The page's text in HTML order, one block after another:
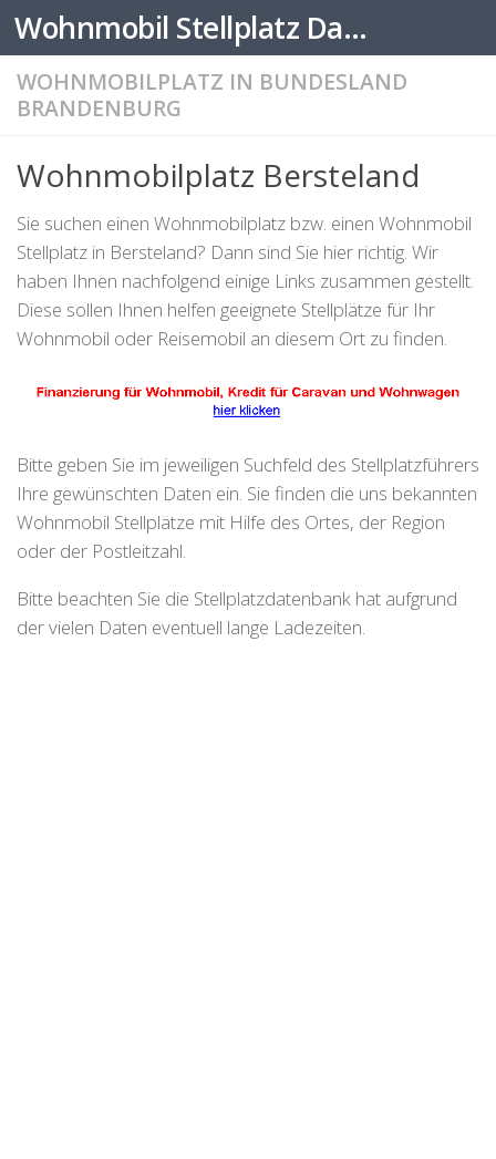
Zum Inhalt springen Wohnmobil Stellplatz Datenbank
WOHNMOBILPLATZ IN BUNDESLAND
BRANDENBURG
Wohnmobilplatz Bersteland
Sie suchen einen Wohnmobilplatz bzw. einen Wohnmobil
Stellplatz in Bersteland? Dann sind Sie hier richtig. Wir
haben Ihnen nachfolgend einige Links zusammen gestellt.
Diese sollen Ihnen helfen geeignete Stellplätze für Ihr
Wohnmobil oder Reisemobil an diesem Ort zu finden.
Bitte geben Sie im jeweiligen Suchfeld des Stellplatzführers
Ihre gewünschten Daten ein. Sie finden die uns bekannten
Wohnmobil Stellplätze mit Hilfe des Ortes, der Region
oder der Postleitzahl.
Bitte beachten Sie die Stellplatzdatenbank hat aufgrund
der vielen Daten eventuell lange Ladezeiten.